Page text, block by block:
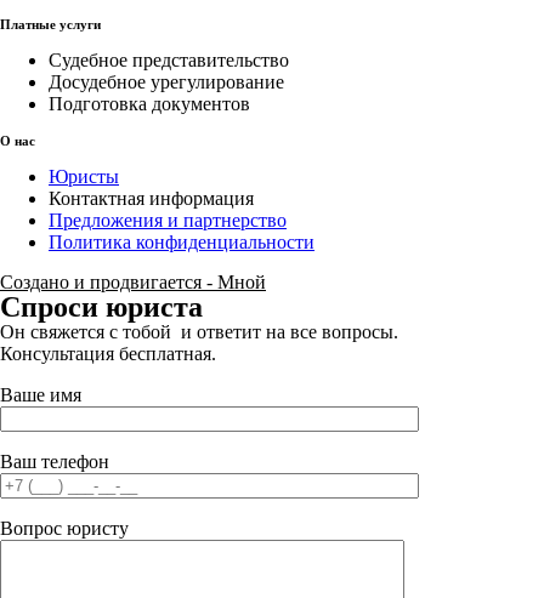
Платные услуги
Судебное представительство
Досудебное урегулирование
Подготовка документов
О нас
Юристы
Контактная информация
Предложения и партнерство
Политика конфиденциальности
Создано и продвигается - Мной
Спроси юриста
Он свяжется с тобой и ответит на все вопросы.
Консультация бесплатная.
Ваше имя
Ваш телефон
Вопрос юристу